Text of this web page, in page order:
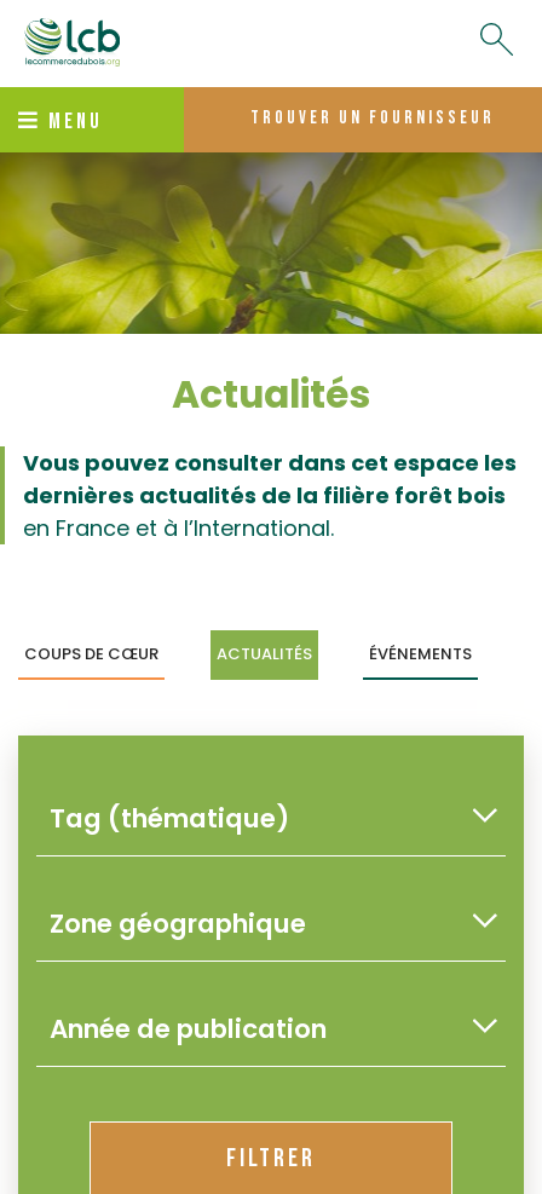
MENU trouver un fournisseur
Actualités
Vous pouvez consulter dans cet espace les
dernières actualités de la filière forêt bois
en France et à l’International.
COUPS DE CŒUR ACTUALITÉS ÉVÉNEMENTS
FILTRER